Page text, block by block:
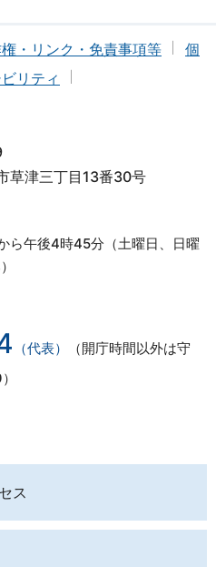
・リンク・免責事項等
個
リティ
津三丁目13番30号
午後4時45分（土曜日、日曜
（代表）
（開庁時間以外は守
ス